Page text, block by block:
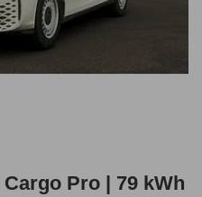
Pro | 79 kWh